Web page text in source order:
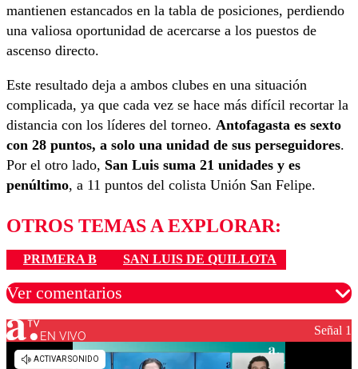
mantienen estancados en la tabla de posiciones, perdiendo
una valiosa oportunidad de acercarse a los puestos de
ascenso directo.
Este resultado deja a ambos clubes en una situación
complicada, ya que cada vez se hace más difícil recortar la
distancia con los líderes del torneo. Antofagasta es sexto
con 28 puntos, a solo una unidad de sus perseguidores.
Por el otro lado, San Luis suma 21 unidades y es
penúltimo, a 11 puntos del colista Unión San Felipe.
OTROS TEMAS A EXPLORAR:
PRIMERA B SAN LUIS DE QUILLOTA
Ver comentarios
Los comentarios son moderados para garantizar un
diálogo respetuoso.
EN VIVO Señal 1